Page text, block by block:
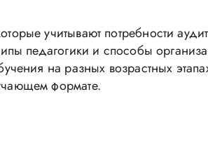
учитывают потребности
педагогики и способы
на разных возрастных
формате.